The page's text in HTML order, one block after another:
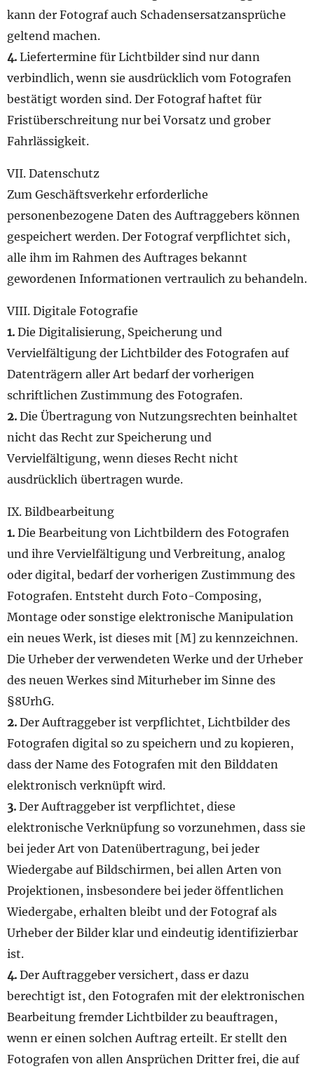
kann der Fotograf auch Schadensersatzansprüche
geltend machen.
4. Liefertermine für Lichtbilder sind nur dann
verbindlich, wenn sie ausdrücklich vom Fotografen
bestätigt worden sind. Der Fotograf haftet für
Fristüberschreitung nur bei Vorsatz und grober
Fahrlässigkeit.
VII. Datenschutz
Zum Geschäftsverkehr erforderliche
personenbezogene Daten des Auftraggebers können
gespeichert werden. Der Fotograf verpflichtet sich,
alle ihm im Rahmen des Auftrages bekannt
gewordenen Informationen vertraulich zu behandeln.
VIII. Digitale Fotografie
1. Die Digitalisierung, Speicherung und
Vervielfältigung der Lichtbilder des Fotografen auf
Datenträgern aller Art bedarf der vorherigen
schriftlichen Zustimmung des Fotografen.
2. Die Übertragung von Nutzungsrechten beinhaltet
nicht das Recht zur Speicherung und
Vervielfältigung, wenn dieses Recht nicht
ausdrücklich übertragen wurde.
IX. Bildbearbeitung
1. Die Bearbeitung von Lichtbildern des Fotografen
und ihre Vervielfältigung und Verbreitung, analog
oder digital, bedarf der vorherigen Zustimmung des
Fotografen. Entsteht durch Foto-Composing,
Montage oder sonstige elektronische Manipulation
ein neues Werk, ist dieses mit [M] zu kennzeichnen.
Die Urheber der verwendeten Werke und der Urheber
des neuen Werkes sind Miturheber im Sinne des
§8UrhG.
2. Der Auftraggeber ist verpflichtet, Lichtbilder des
Fotografen digital so zu speichern und zu kopieren,
dass der Name des Fotografen mit den Bilddaten
elektronisch verknüpft wird.
3. Der Auftraggeber ist verpflichtet, diese
elektronische Verknüpfung so vorzunehmen, dass sie
bei jeder Art von Datenübertragung, bei jeder
Wiedergabe auf Bildschirmen, bei allen Arten von
Projektionen, insbesondere bei jeder öffentlichen
Wiedergabe, erhalten bleibt und der Fotograf als
Urheber der Bilder klar und eindeutig identifizierbar
ist.
4. Der Auftraggeber versichert, dass er dazu
berechtigt ist, den Fotografen mit der elektronischen
Bearbeitung fremder Lichtbilder zu beauftragen,
wenn er einen solchen Auftrag erteilt. Er stellt den
Fotografen von allen Ansprüchen Dritter frei, die auf